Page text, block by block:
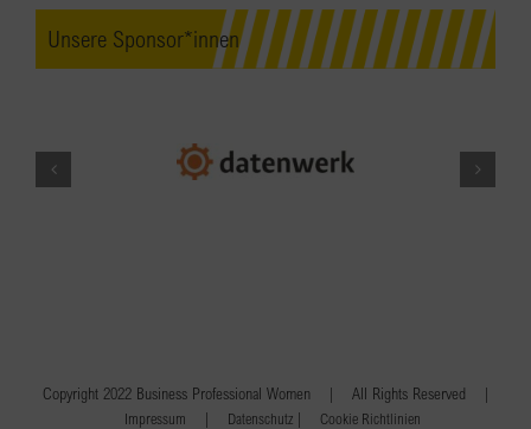
Unsere Sponsor*innen
Copyright 2022 Business Professional Women | All Rights Reserved |
Impressum | Datenschutz | Cookie Richtlinien